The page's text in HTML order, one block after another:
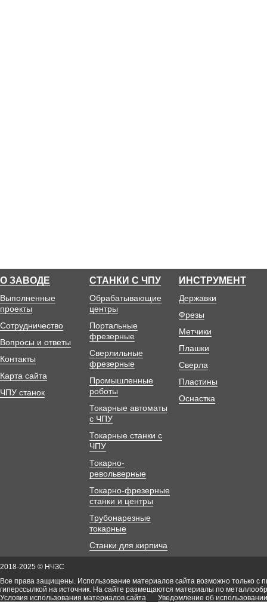
О ЗАВОДЕ
Выполненные
проекты
Сотрудничество
Вопросы и ответы
Контакты
Карта сайта
ЧПУ станок
СТАНКИ С ЧПУ
Обрабатывающие
центры
Портальные
фрезерные
Сверлильные
фрезерные
Промышленные
роботы
Токарные автоматы
с ЧПУ
Токарные станки с
ЧПУ
Токарно-
револьверные
Токарно-фрезерные
станки и центры
Трубонарезные
токарные
Станки для кирпича
ИНСТРУМЕНТ
Державки
Фрезы
Метчики
Плашки
Сверла
Пластины
Оснастка
2018-2025 © НЧЗС
Все права защищены. Использование материалов сайта возможно только с
гиперссылкой на источник. На сайте размещаются материалы по
Условия использования материалов сайта
Уведомление об